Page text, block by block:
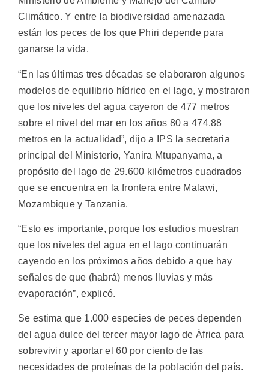
Climático. Y entre la biodiversidad amenazada
están los peces de los que Phiri depende para
ganarse la vida.
“En las últimas tres décadas se elaboraron algunos
modelos de equilibrio hídrico en el lago, y mostraron
que los niveles del agua cayeron de 477 metros
sobre el nivel del mar en los años 80 a 474,88
metros en la actualidad”, dijo a IPS la secretaria
principal del Ministerio, Yanira Mtupanyama, a
propósito del lago de 29.600 kilómetros cuadrados
que se encuentra en la frontera entre Malawi,
Mozambique y Tanzania.
“Esto es importante, porque los estudios muestran
que los niveles del agua en el lago continuarán
cayendo en los próximos años debido a que hay
señales de que (habrá) menos lluvias y más
evaporación”, explicó.
Se estima que 1.000 especies de peces dependen
del agua dulce del tercer mayor lago de África para
sobrevivir y aportar el 60 por ciento de las
necesidades de proteínas de la población del país.